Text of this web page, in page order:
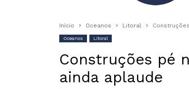
Início Oceanos Litoral
Oceanos Litoral
Construções pé
ainda aplaude